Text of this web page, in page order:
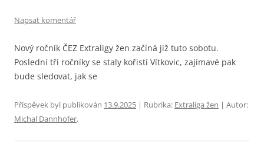
Napsat komentář
Nový ročník ČEZ Extraligy žen začíná již tuto sobotu.
Poslední tři ročníky se staly kořistí Vítkovic, zajímavé pak
bude sledovat, jak se
Příspěvek byl publikován 13.9.2025 | Rubrika: Extraliga žen | Autor:
Michal Dannhofer.